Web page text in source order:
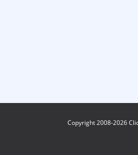
Copyright 2008-2026